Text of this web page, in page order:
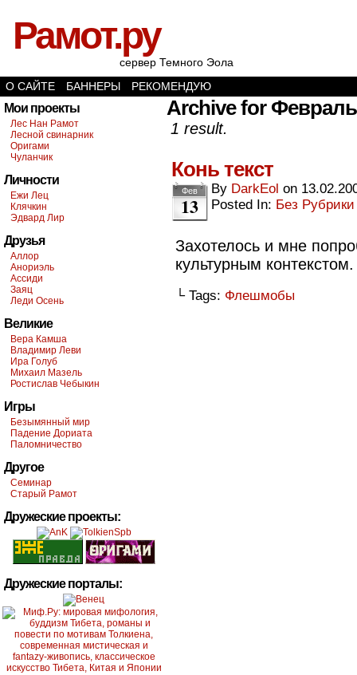
Рамот.ру
сервер Темного Эола
О САЙТЕ
БАННЕРЫ РЕКОМЕНДУЮ
Мои проекты
Лес Нан Рамот
Лесной свинарник
Оригами
Чуланчик
Личности
Ежи Лец
Клячкин
Эдвард Лир
Друзья
Аллор
Анориэль
Ассиди
Заяц
Леди Осень
Великие
Вера Камша
Владимир Леви
Ира Голуб
Михаил Мазель
Ростислав Чебыкин
Игры
Безымянный мир
Падение Дориата
Паломничество
Другое
Семинар
Старый Рамот
Дружеские проекты:
Дружеские порталы:
Archive for Февраль
1 result.
Конь текст
Фев
13
By DarkEol on
Posted In: Без Рубрики
Захотелось и мне
культурным
└ Tags: Флешмобы